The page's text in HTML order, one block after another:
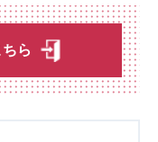
ら